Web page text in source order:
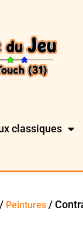
classiques
/ Peintures /